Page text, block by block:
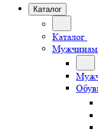
Каталог
Каталог
Мужчинам